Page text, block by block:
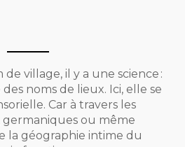
village, il y a une science :
noms de lieux. Ici, elle se
Car à travers les
germaniques ou même
la géographie intime du